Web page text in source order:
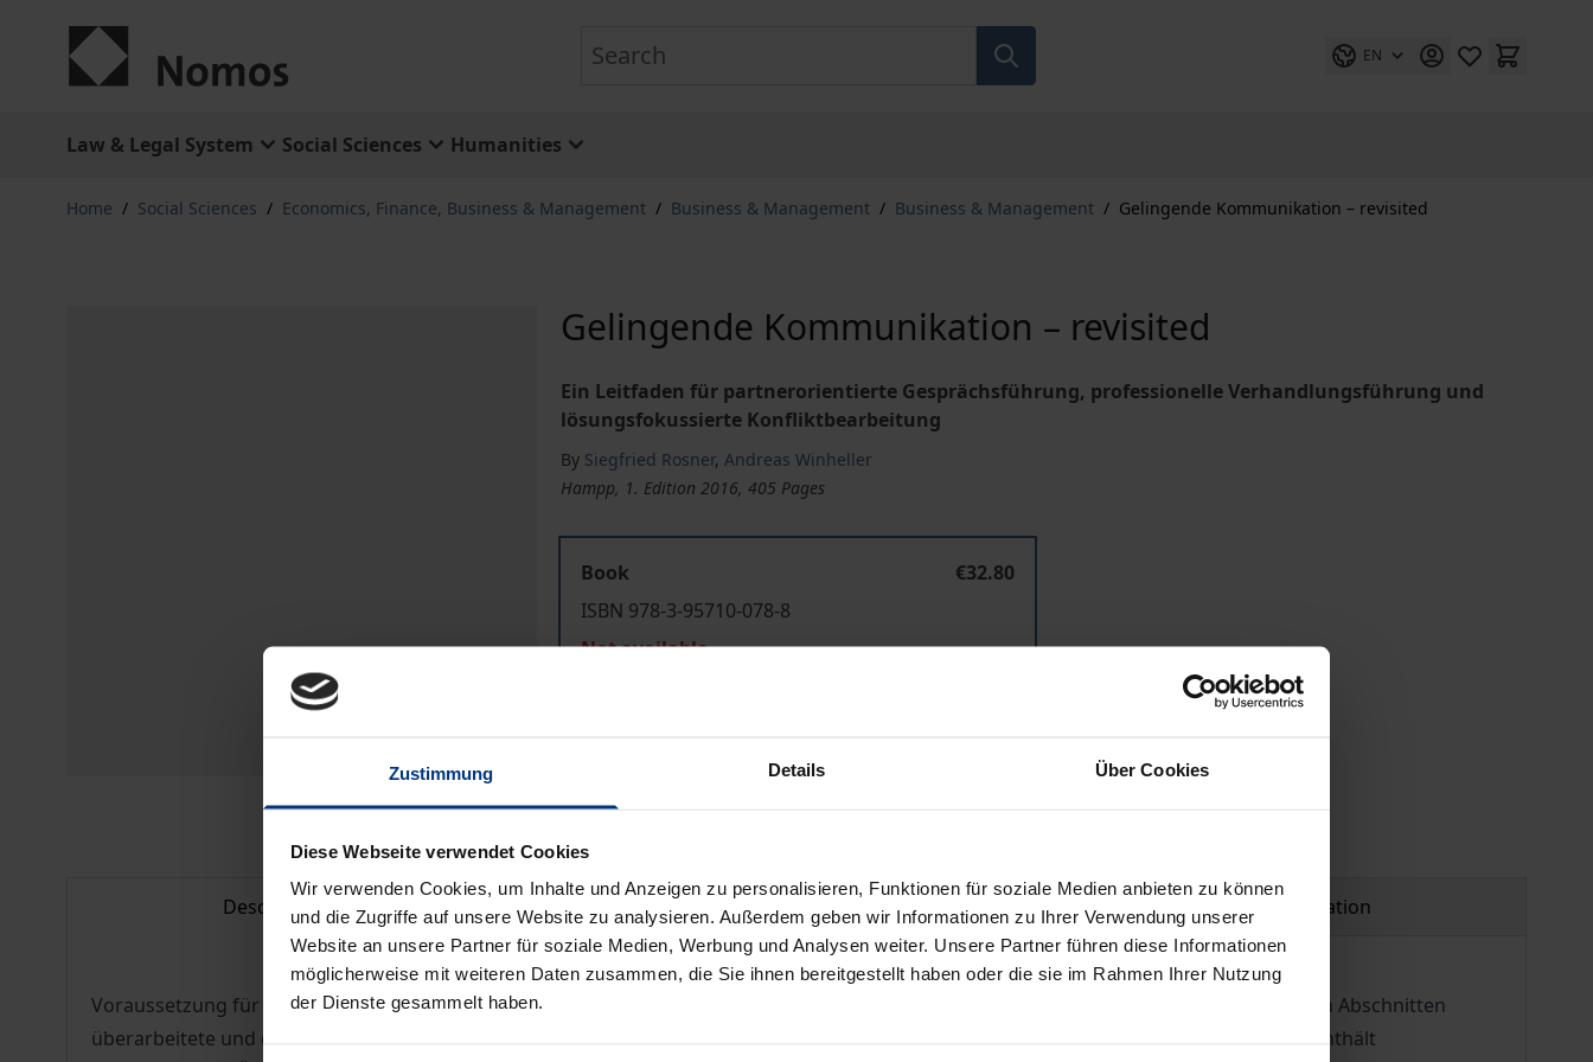
Zustimmung Details Über Cookies
Diese Webseite verwendet Cookies
Wir verwenden Cookies, um Inhalte und Anzeigen zu personalisieren, Funktionen für soziale Medien anbieten zu können
und die Zugriffe auf unsere Website zu analysieren. Außerdem geben wir Informationen zu Ihrer Verwendung unserer
Website an unsere Partner für soziale Medien, Werbung und Analysen weiter. Unsere Partner führen diese Informationen
möglicherweise mit weiteren Daten zusammen, die Sie ihnen bereitgestellt haben oder die sie im Rahmen Ihrer Nutzung
der Dienste gesammelt haben.
EN
Law & Legal System Social Sciences Humanities
Home / Social Sciences / Economics, Finance, Business & Management / Business & Management / Business & Management / Gelingende Kommunikation – revisited
Gelingende Kommunikation – revisited
Ein Leitfaden für partnerorientierte Gesprächsführung, professionelle Verhandlungsführung und
lösungsfokussierte Konfliktbearbeitung
By Siegfried Rosner,Andreas Winheller
Hampp, 1. Edition 2016, 405 Pages
Book
€32.80
ISBN 978-3-95710-078-8
Not available
Description Bibliographical data Product safety information
Voraussetzung für Ihren Erfolg in Gesprächen, Verhandlungen und Konflikten ist das Gelingen von Kommunikation. Diese in wesentlichen Abschnitten
überarbeitete und ergänzte Neuauflage versteht sich nach wie vor als praktische Handreichung mit wissenschaftlicher Fundierung und enthält